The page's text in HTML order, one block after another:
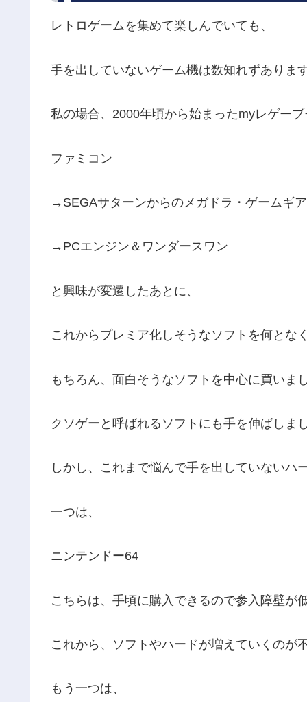
レトロゲームを集めて楽しんでいても、
手を出していないゲーム機は数知れずあります
私の場合、2000年頃から始まったmyレゲーブ
ファミコン
→SEGAサターンからのメガドラ・ゲームギア
→PCエンジン＆ワンダースワン
と興味が変遷したあとに、
これからプレミア化しそうなソフトを何とな
もちろん、面白そうなソフトを中心に買いまし
クソゲーと呼ばれるソフトにも手を伸ばしまし
しかし、これまで悩んで手を出していないハ
一つは、
ニンテンドー64
こちらは、手頃に購入できるので参入障壁が
これから、ソフトやハードが増えていくのが
もう一つは、